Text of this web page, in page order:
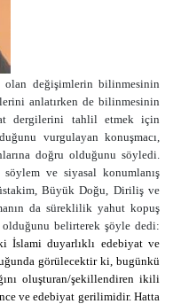
değişimlerin bilinmesinin
anlatırken de bilinmesinin
dergilerini tahlil etmek için
vurgulayan konuşmacı,
doğru olduğunu söyledi.
ve siyasal konumlanış
Büyük Doğu, Diriliş ve
da süreklilik yahut kopuş
olduğunu belirterek şöyle dedi:
İslami duyarlıklı edebiyat ve
görülecektir ki, bugünkü
oluşturan/şekillendiren ikili
ve edebiyat gerilimidir. Hatta